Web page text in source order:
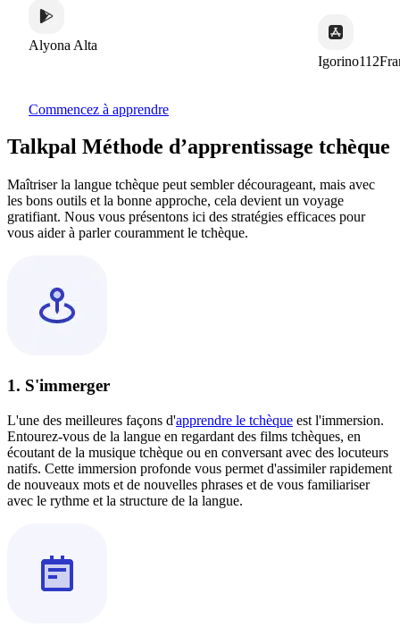
Alyona Alta
Commencez à apprendre
Talkpal Méthode d’apprentissage tchèque
Maîtriser la langue tchèque peut sembler décourageant, mais avec
les bons outils et la bonne approche, cela devient un voyage
gratifiant. Nous vous présentons ici des stratégies efficaces pour
vous aider à parler couramment le tchèque.
1. S'immerger
L'une des meilleures façons d'apprendre le tchèque est l'immersion.
Entourez-vous de la langue en regardant des films tchèques, en
écoutant de la musique tchèque ou en conversant avec des locuteurs
natifs. Cette immersion profonde vous permet d'assimiler rapidement
de nouveaux mots et de nouvelles phrases et de vous familiariser
avec le rythme et la structure de la langue.